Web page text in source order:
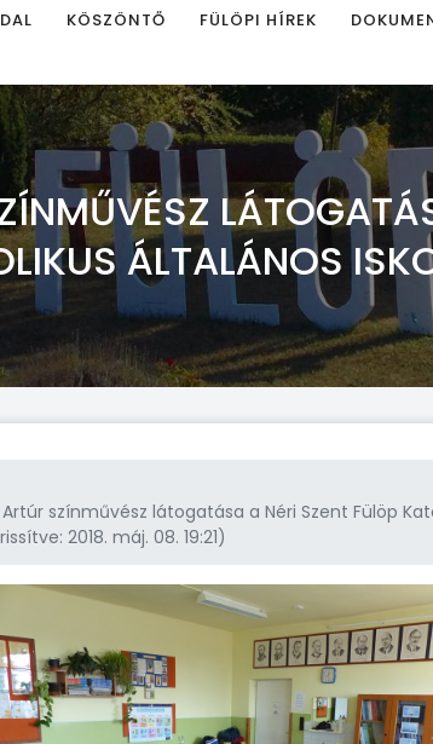
KÖSZÖNTŐ FÜLÖPI HÍREK
ÁLTALÁNOS
színművész látogatása a Néri Szent Fülöp
2018. máj. 08. 19:21)